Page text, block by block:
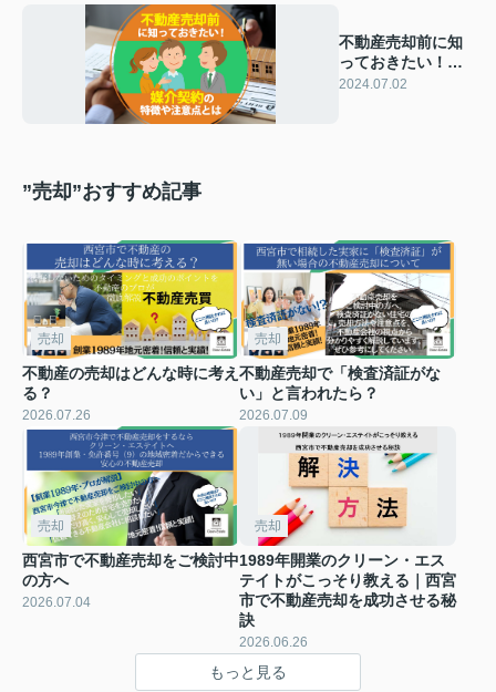
不動産売却前に知
っておきたい！媒
介契約の特徴や注
2024.07.02
”売却”おすすめ記事
売却
不動産の売却はどんな時に考え
る？
2026.07.26
売却
不動産売却で「検査済証がな
い」と言われたら？
2026.07.09
売却
西宮市で不動産売却をご検討中
の方へ
2026.07.04
売却
1989年開業のクリーン・エス
テイトがこっそり教える｜西宮
市で不動産売却を成功させる秘
訣
2026.06.26
もっと見る